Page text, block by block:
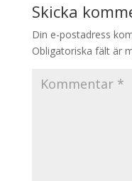
Skicka
Din e-postadress
Obligatoriska fält är